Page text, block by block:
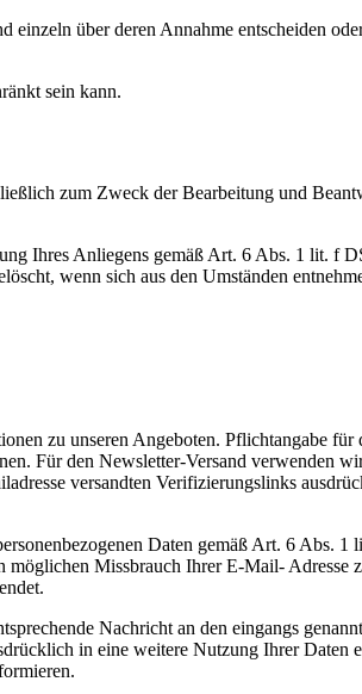
über deren Annahme entscheiden
sein kann.
zum Zweck der Bearbeitung und
Ihres Anliegens gemäß Art. 6 Abs. 1 lit.
wenn sich aus den Umständen
zu unseren Angeboten. Pflichtangabe
Für den Newsletter-Versand verwenden
versandten Verifizierungslinks
Daten gemäß Art. 6 Abs.
Missbrauch Ihrer E-Mail-
Nachricht an den eingangs
in eine weitere Nutzung Ihrer Daten